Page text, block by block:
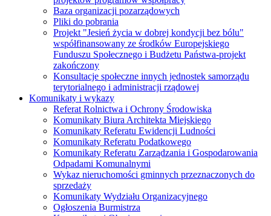
Baza organizacji pozarządowych
Pliki do pobrania
Projekt "Jesień życia w dobrej kondycji bez bólu"
współfinansowany ze środków Europejskiego
Funduszu Społecznego i Budżetu Państwa-projekt
zakończony
Konsultacje społeczne innych jednostek samorządu
terytorialnego i administracji rządowej
Komunikaty i wykazy
Referat Rolnictwa i Ochrony Środowiska
Komunikaty Biura Architekta Miejskiego
Komunikaty Referatu Ewidencji Ludności
Komunikaty Referatu Podatkowego
Komunikaty Referatu Zarządzania i Gospodarowania
Odpadami Komunalnymi
Wykaz nieruchomości gminnych przeznaczonych do
sprzedaży
Komunikaty Wydziału Organizacyjnego
Ogłoszenia Burmistrza